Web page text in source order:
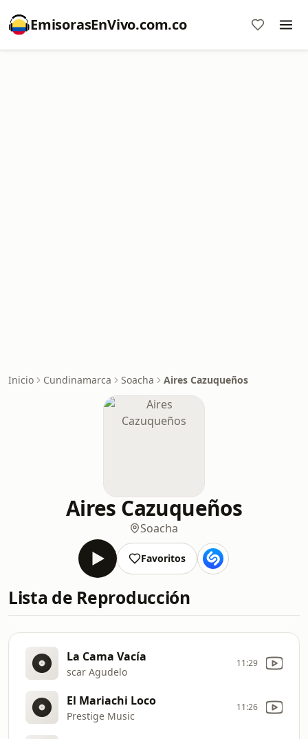
EmisorasEnVivo.com.co
Inicio Cundinamarca Soacha Aires Cazuqueños
Aires Cazuqueños
Soacha
Favoritos
Lista de Reproducción
La Cama Vacía
scar Agudelo
11:29
El Mariachi Loco
Prestige Music
11:26